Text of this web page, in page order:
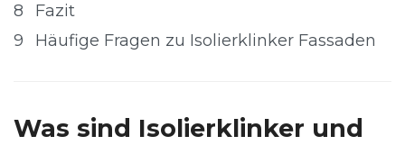
8
Fazit
9
Häufige Fragen zu Isolierklinker Fassaden
Was sind Isolierklinker und